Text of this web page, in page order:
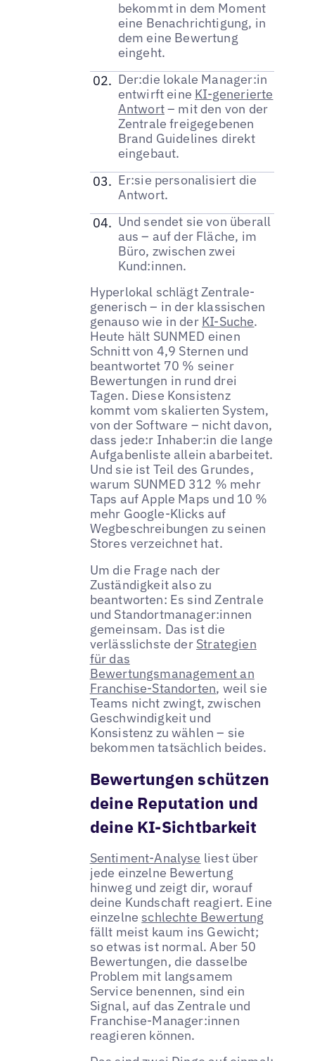
bekommt in dem Moment
eine Benachrichtigung, in
dem eine Bewertung
eingeht.
Der:die lokale Manager:in
entwirft eine KI-generierte
Antwort– mit den von der
Zentrale freigegebenen
Brand Guidelines direkt
eingebaut.
Er:sie personalisiert die
Antwort.
Und sendet sie von überall
aus – auf der Fläche, im
Büro, zwischen zwei
Kund:innen.
Hyperlokal schlägt Zentrale-
generisch – in der klassischen
genauso wie in der KI-Suche.
Heute hält SUNMED einen
Schnitt von 4,9 Sternen und
beantwortet 70 % seiner
Bewertungen in rund drei
Tagen. Diese Konsistenz
kommt vom skalierten System,
von der Software – nicht davon,
dass jede:r Inhaber:in die lange
Aufgabenliste allein abarbeitet.
Und sie ist Teil des Grundes,
warum SUNMED 312 % mehr
Taps auf Apple Maps und 10 %
mehr Google-Klicks auf
Wegbeschreibungen zu seinen
Stores verzeichnet hat.
Um die Frage nach der
Zuständigkeit also zu
beantworten: Es sind Zentrale
und Standortmanager:innen
gemeinsam. Das ist die
verlässlichste der Strategien
für das
Bewertungsmanagement an
Franchise-Standorten, weil sie
Teams nicht zwingt, zwischen
Geschwindigkeit und
Konsistenz zu wählen – sie
bekommen tatsächlich beides.
Bewertungen schützen
deine Reputation und
deine KI-Sichtbarkeit
Sentiment-Analyse liest über
jede einzelne Bewertung
hinweg und zeigt dir, worauf
deine Kundschaft reagiert. Eine
einzelne schlechte Bewertung
fällt meist kaum ins Gewicht;
so etwas ist normal. Aber 50
Bewertungen, die dasselbe
Problem mit langsamem
Service benennen, sind ein
Signal, auf das Zentrale und
Franchise-Manager:innen
reagieren können.